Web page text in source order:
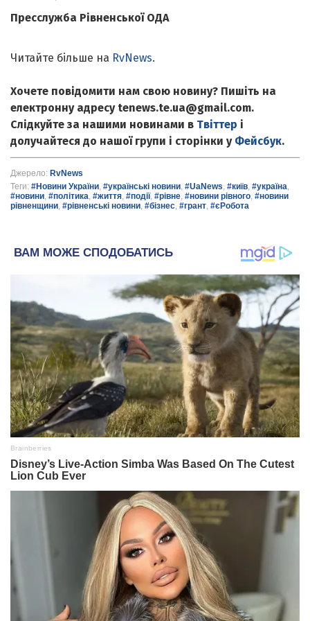
Пресслужба Рівненської ОДА
Читайте більше на RvNews.
Хочете повідомити нам свою новину? Пишіть на
електронну адресу tenews.te.ua@gmail.com.
Слідкуйте за нашими новинами в Твіттер і
долучайтеся до нашої групи і сторінки у Фейсбук.
Джерело: RvNews
Теги: #Новини України, #українські новини, #UaNews, #київ, #україна,
#новини, #політика, #життя, #події, #рівне, #новини рівного, #новини
рівненщини, #рівненські новини, #бізнес, #грант, #єРобота